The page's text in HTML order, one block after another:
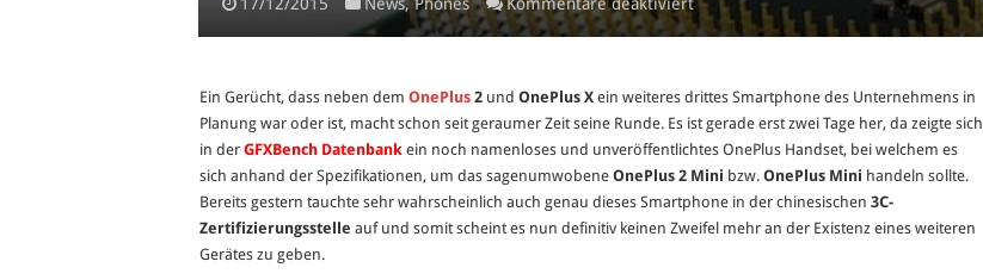
OnePlus
/
OnePlus
Mini
erhält
3C
Zertifizierung
Ein Gerücht, dass neben dem OnePlus 2 und OnePlus X ein weiteres drittes Smartphone des Unternehmens in
Planung war oder ist, macht schon seit geraumer Zeit seine Runde. Es ist gerade erst zwei Tage her, da zeigte sich
in der GFXBench Datenbank ein noch namenloses und unveröffentlichtes OnePlus Handset, bei welchem es
sich anhand der Spezifikationen, um das sagenumwobene OnePlus 2 Mini bzw. OnePlus Mini handeln sollte.
Bereits gestern tauchte sehr wahrscheinlich auch genau dieses Smartphone in der chinesischen 3C-
Zertifizierungsstelle auf und somit scheint es nun definitiv keinen Zweifel mehr an der Existenz eines weiteren
Gerätes zu geben.